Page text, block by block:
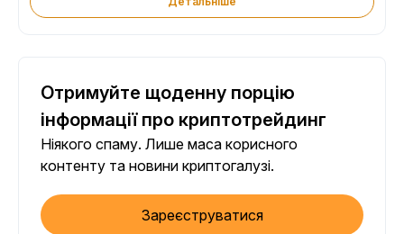
Отримуйте щоденну порцію
інформації про криптотрейдинг
Ніякого спаму. Лише маса корисного
контенту та новини криптогалузі.
Зареєструватися